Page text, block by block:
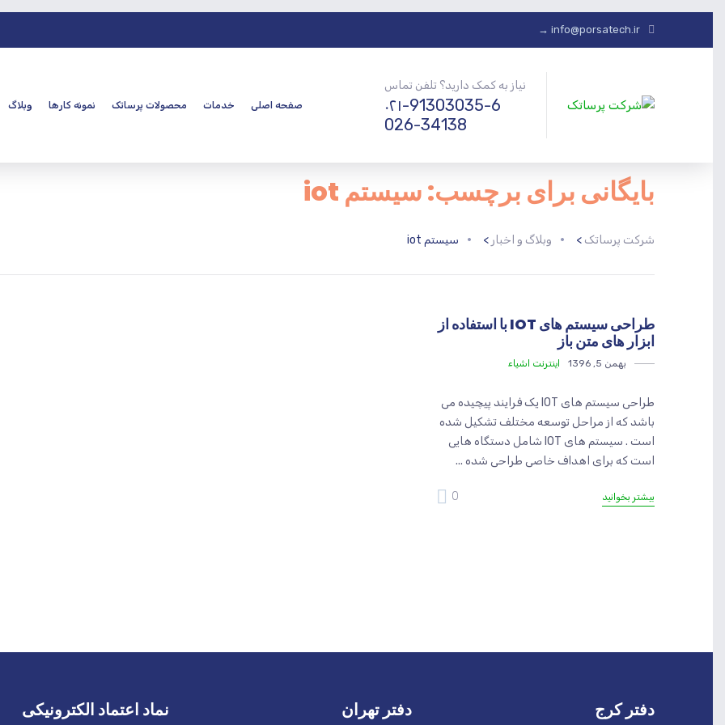
info@porsatech.ir →
نیاز به کمک دارید؟ تلفن تماس
۰۲۱-91303035-6
026-34138
صفحه اصلی خدمات محصولات پرساتک نمونه کارها وبلاگ
بایگانی برای برچسب: سیستم iot
شرکت پرساتک > وبلاگ و اخبار > سیستم iot
طراحی سیستم های IOT با استفاده از
ابزار های متن باز
بهمن 5, 1396 اینترنت اشیاء
طراحی سیستم های IOT یک فرایند پیچیده می
باشد که از مراحل توسعه مختلف تشکیل شده
است . سیستم های IOT شامل دستگاه هایی
است که برای اهداف خاصی طراحی شده ...
بیشتر بخوانید 0
دفتر کرج دفتر تهران نماد اعتماد الکترونیکی